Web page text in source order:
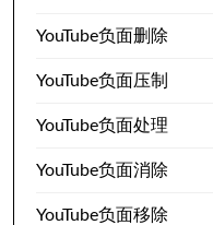
YouTube负面删除
YouTube负面压制
YouTube负面处理
YouTube负面消除
YouTube负面移除